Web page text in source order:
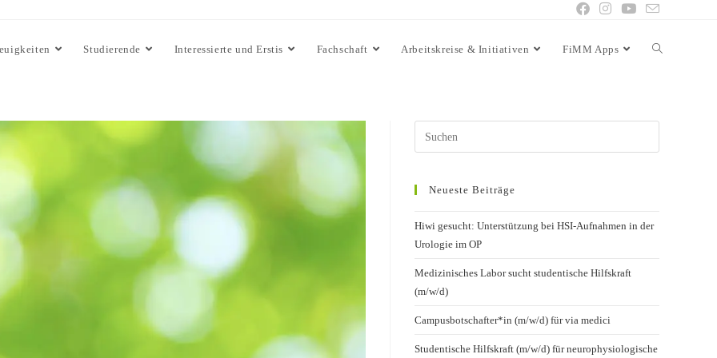
Studierende Interessierte und Erstis Fachschaft Arbeitskreise & Initiativen FiMM Apps
Neueste Beiträge
Hiwi gesucht: Unterstützung bei HSI-Aufnahmen in der
Urologie im OP
Medizinisches Labor sucht studentische Hilfskraft
(m/w/d)
Campusbotschafter*in (m/w/d) für via medici
Studentische Hilfskraft (m/w/d) für neurophysiologische